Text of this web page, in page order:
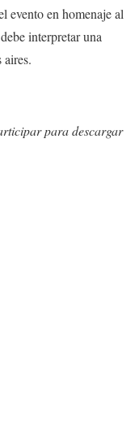
evento en homenaje al
interpretar una
para descargar